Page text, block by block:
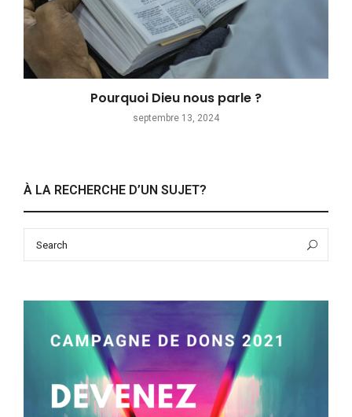
Pourquoi Dieu nous parle ?
septembre 13, 2024
À LA RECHERCHE D’UN SUJET?